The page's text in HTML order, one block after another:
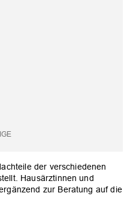
der verschiedenen
Hausärztinnen und
zur Beratung auf die